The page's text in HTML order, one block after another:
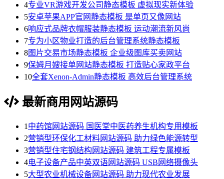
4专业VR游戏开发公司静态模板 虚拟现实新体验
5安卓苹果APP官网静态模板 是单页又像网站
6响应式品牌衣帽服装静态模板 运动潮流新风尚
7专为小区物业打造的后台管理系统静态模板
8图片交易市场静态模板 企业级图库买卖网站
9保姆月嫂接单网站静态模板 打造贴心家政平台
10全套Xenon-Admin静态模板 高效后台管理系统
最新商用网站源码
1 中药馆网站源码 国医堂中医药养生机构专用模板
2营销型环保化工材料网站源码 助力绿色能源转型
3营销型住宅钢结构网站源码 建筑工程专属模板
4电子设备产品中英双语网站源码 USB网络摄像头
5大型农业机械设备网站源码 助力现代农业发展